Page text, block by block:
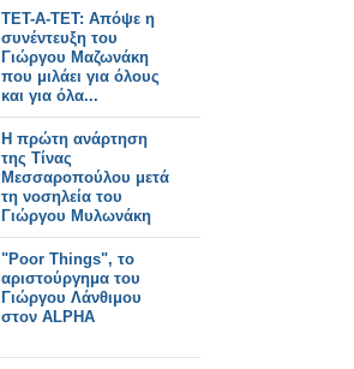
ΤΕΤ-Α-ΤΕΤ: Απόψε η
συνέντευξη του
Γιώργου Μαζωνάκη
που μιλάει για όλους
και για όλα...
Η πρώτη ανάρτηση
της Τίνας
Μεσσαροπούλου μετά
τη νοσηλεία του
Γιώργου Μυλωνάκη
"Poor Things", το
αριστούργημα του
Γιώργου Λάνθιμου
στον ALPHA